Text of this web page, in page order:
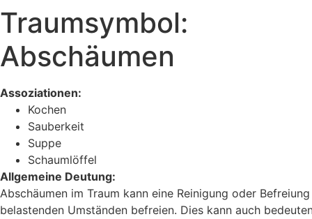
Traumsymbol:
Abschäumen
Assoziationen:
Kochen
Sauberkeit
Suppe
Schaumlöffel
Allgemeine Deutung:
Abschäumen im Traum kann eine Reinigung oder
belastenden Umständen befreien. Dies kann auch